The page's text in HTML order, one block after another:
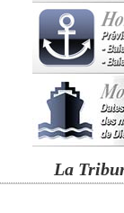
La